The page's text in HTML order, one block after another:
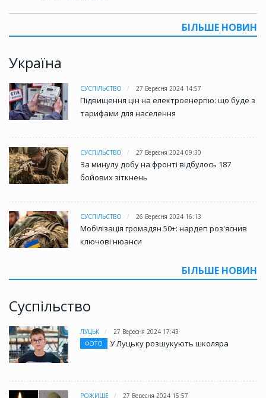
БІЛЬШЕ НОВИН
Україна
СУСПІЛЬСТВО 27 Вересня 2024 14:57
Підвищення цін на електроенергію: що буде з
тарифами для населення
СУСПІЛЬСТВО 27 Вересня 2024 09:30
За минулу добу на фронті відбулось 187
бойових зіткнень
СУСПІЛЬСТВО 26 Вересня 2024 16:13
Мобілізація громадян 50+: нардеп роз'яснив
ключові нюанси
БІЛЬШЕ НОВИН
Суспільство
ЛУЦЬК
27 Вересня 2024 17:43
ФОТО
У Луцьку розшукують школяра
РОЖИЩЕ 27 Вересня 2024 15:57